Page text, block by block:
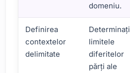
domeniu.
Definirea
contextelor
delimitate
Determinați
limitele
diferitelor
părți ale